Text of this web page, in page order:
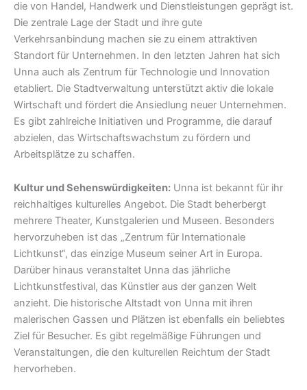
die von Handel, Handwerk und Dienstleistungen geprägt ist.
Die zentrale Lage der Stadt und ihre gute
Verkehrsanbindung machen sie zu einem attraktiven
Standort für Unternehmen. In den letzten Jahren hat sich
Unna auch als Zentrum für Technologie und Innovation
etabliert. Die Stadtverwaltung unterstützt aktiv die lokale
Wirtschaft und fördert die Ansiedlung neuer Unternehmen.
Es gibt zahlreiche Initiativen und Programme, die darauf
abzielen, das Wirtschaftswachstum zu fördern und
Arbeitsplätze zu schaffen.
Kultur und Sehenswürdigkeiten: Unna ist bekannt für ihr
reichhaltiges kulturelles Angebot. Die Stadt beherbergt
mehrere Theater, Kunstgalerien und Museen. Besonders
hervorzuheben ist das „Zentrum für Internationale
Lichtkunst“, das einzige Museum seiner Art in Europa.
Darüber hinaus veranstaltet Unna das jährliche
Lichtkunstfestival, das Künstler aus der ganzen Welt
anzieht. Die historische Altstadt von Unna mit ihren
malerischen Gassen und Plätzen ist ebenfalls ein beliebtes
Ziel für Besucher. Es gibt regelmäßige Führungen und
Veranstaltungen, die den kulturellen Reichtum der Stadt
hervorheben.